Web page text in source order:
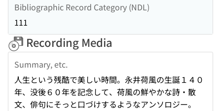
Bibliographic Record Category (NDL)
111
Recording Media
Summary, etc.
人生という残酷で美しい時間。永井荷風の生誕１４０
年、没後６０年を記念して、荷風の鮮やかな詩・散
文、俳句にそっと口づけするようなアンソロジー。